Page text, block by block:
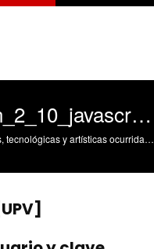
desweb_27_section_2_10_javascript_settings
Divulgación de las actividades científicas, tecnológicas y artísticas ocurridas en los tres campus de la UPV